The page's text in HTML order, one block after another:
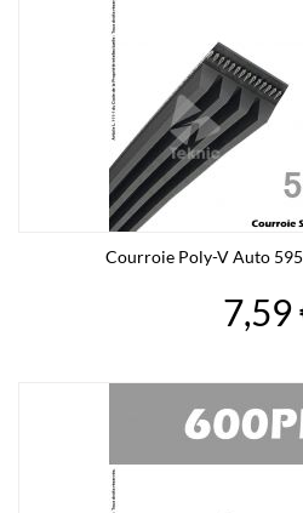
Courroie Poly-V Auto
7,59